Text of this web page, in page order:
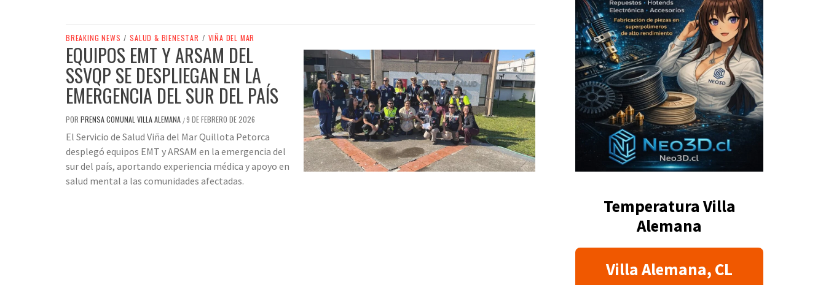
BREAKING NEWS / SALUD & BIENESTAR / VIÑA DEL MAR
EQUIPOS EMT Y ARSAM DEL
SSVQP SE DESPLIEGAN EN LA
EMERGENCIA DEL SUR DEL PAÍS
POR PRENSA COMUNAL VILLA ALEMANA /9 DE FEBRERO DE 2026
El Servicio de Salud Viña del Mar Quillota Petorca
desplegó equipos EMT y ARSAM en la emergencia del
sur del país, aportando experiencia médica y apoyo en
salud mental a las comunidades afectadas.
Temperatura Villa
Alemana
Villa Alemana, CL